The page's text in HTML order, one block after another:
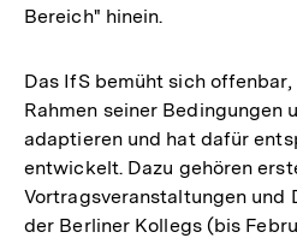
Bereich" hinein.
Das IfS bemüht sich
Rahmen seiner Bedingungen
adaptieren und hat dafür
entwickelt. Dazu gehören
Vortragsveranstaltungen und
der Berliner Kollegs (bis